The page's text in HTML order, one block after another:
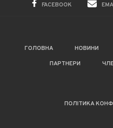
FACEBOOK
ГОЛОВНА НОВИНИ
ПАРТНЕРИ
ПОЛІТИКА